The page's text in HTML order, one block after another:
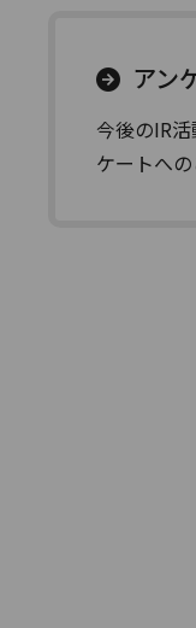
アン
今後のIR
ケートへ